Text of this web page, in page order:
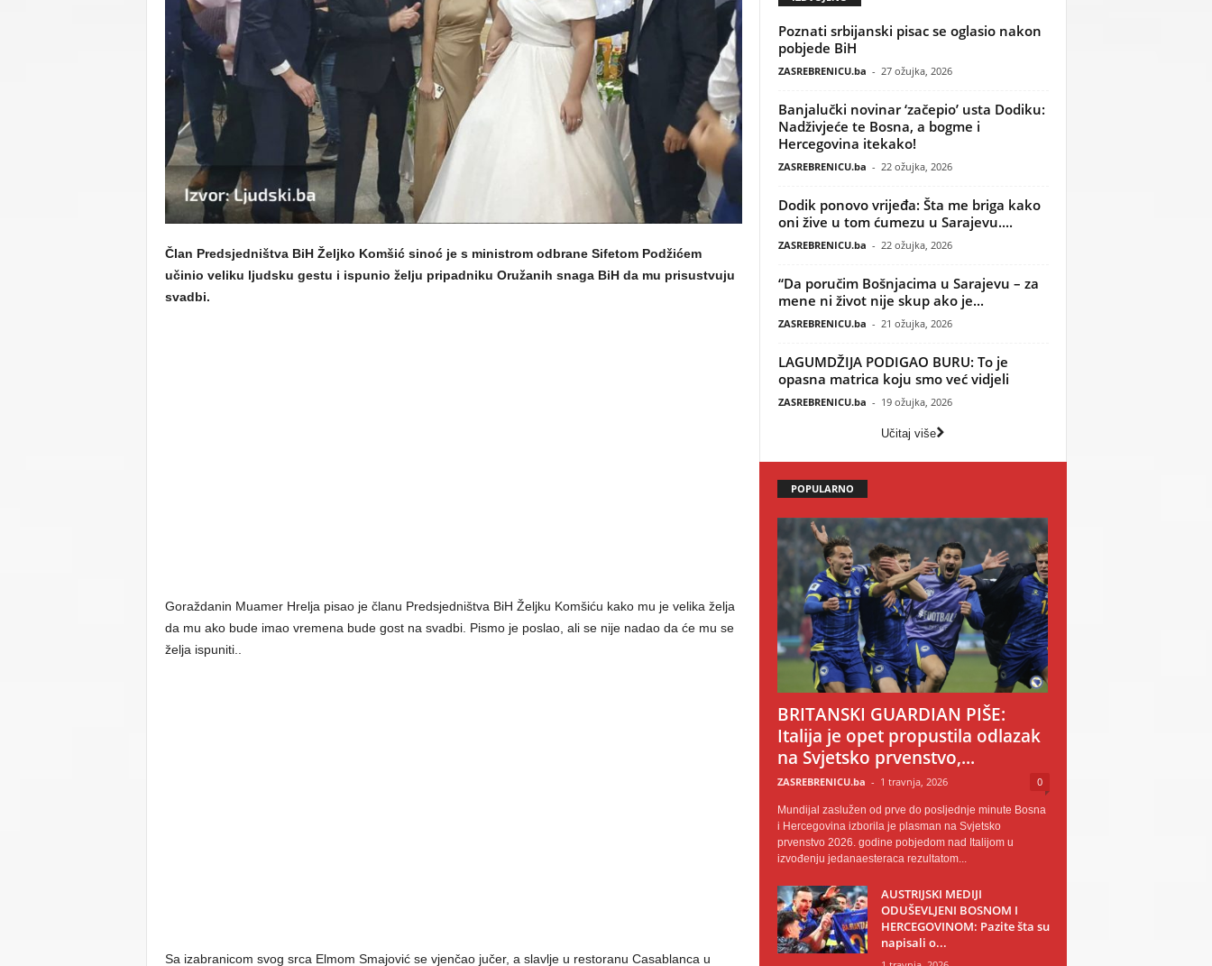
U
Član Predsjedništva BiH Željko Komšić sinoć je s ministrom odbrane Sifetom Podžićem
učinio veliku ljudsku gestu i ispunio želju pripadniku Oružanih snaga BiH da mu prisustvuju
svadbi.
Goraždanin Muamer Hrelja pisao je članu Predsjedništva BiH Željku Komšiću kako mu je velika želja
da mu ako bude imao vremena bude gost na svadbi. Pismo je poslao, ali se nije nadao da će mu se
želja ispuniti..
Sa izabranicom svog srca Elmom Smajović se vjenčao jučer, a slavlje u restoranu Casablanca u
Poznati srbijanski pisac se oglasio nakon
pobjede BiH
ZASREBRENICU.ba - 27 ožujka, 2026
Banjalučki novinar ‘začepio’ usta Dodiku:
Nadživjeće te Bosna, a bogme i
Hercegovina itekako!
ZASREBRENICU.ba - 22 ožujka, 2026
Dodik ponovo vrijeđa: Šta me briga kako
oni žive u tom ćumezu u Sarajevu....
ZASREBRENICU.ba - 22 ožujka, 2026
“Da poručim Bošnjacima u Sarajevu – za
mene ni život nije skup ako je...
ZASREBRENICU.ba - 21 ožujka, 2026
LAGUMDŽIJA PODIGAO BURU: To je
opasna matrica koju smo već vidjeli
ZASREBRENICU.ba - 19 ožujka, 2026
Učitaj više
POPULARNO
BRITANSKI GUARDIAN PIŠE:
Italija je opet propustila odlazak
na Svjetsko prvenstvo,...
ZASREBRENICU.ba - 1 travnja, 2026 0
Mundijal zaslužen od prve do posljednje minute Bosna
i Hercegovina izborila je plasman na Svjetsko
prvenstvo 2026. godine pobjedom nad Italijom u
izvođenju jedanaesteraca rezultatom...
AUSTRIJSKI MEDIJI
ODUŠEVLJENI BOSNOM I
HERCEGOVINOM: Pazite šta su
napisali o...